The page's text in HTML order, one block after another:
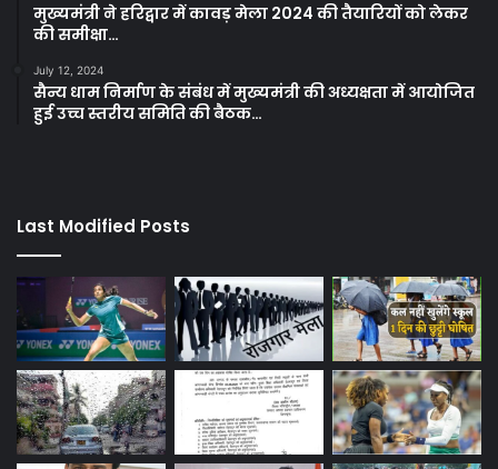
मुख्यमंत्री ने हरिद्वार में कावड़ मेला 2024 की तैयारियों को लेकर
की समीक्षा…
July 12, 2024
सैन्य धाम निर्माण के संबंध में मुख्यमंत्री की अध्यक्षता में आयोजित
हुई उच्च स्तरीय समिति की बैठक…
Last Modified Posts